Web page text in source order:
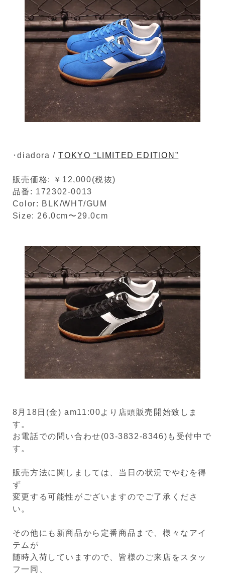
･diadora /TOKYO “LIMITED EDITION”
販売価格: ￥12,000(税抜)
品番: 172302-0013
Color: BLK/WHT/GUM
Size: 26.0cm〜29.0cm
8月18日(金) am11:00より店頭販売開始致しま
す。
お電話での問い合わせ(03-3832-8346)も受付中で
す。
販売方法に関しましては、当日の状況でやむを得
ず
変更する可能性がございますのでご了承くださ
い。
その他にも新商品から定番商品まで、様々なアイ
テムが
随時入荷していますので、皆様のご来店をスタッ
フ一同、